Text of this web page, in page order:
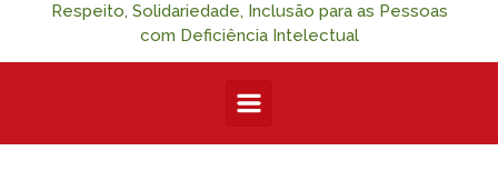
Respeito, Solidariedade, Inclusão para as Pessoas
com Deficiência Intelectual